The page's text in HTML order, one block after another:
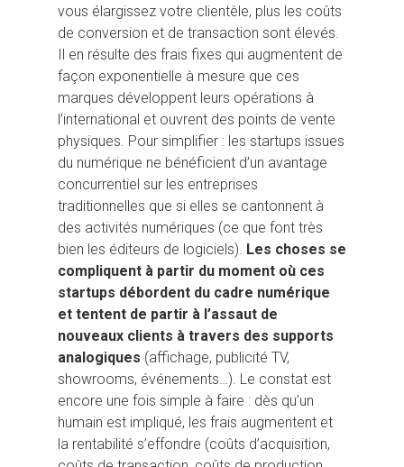
vous élargissez votre clientèle, plus les coûts
de conversion et de transaction sont élevés.
Il en résulte des frais fixes qui augmentent de
façon exponentielle à mesure que ces
marques développent leurs opérations à
l’international et ouvrent des points de vente
physiques. Pour simplifier : les startups issues
du numérique ne bénéficient d’un avantage
concurrentiel sur les entreprises
traditionnelles que si elles se cantonnent à
des activités numériques (ce que font très
bien les éditeurs de logiciels). Les choses se
compliquent à partir du moment où ces
startups débordent du cadre numérique
et tentent de partir à l’assaut de
nouveaux clients à travers des supports
analogiques (affichage, publicité TV,
showrooms, événements…). Le constat est
encore une fois simple à faire : dès qu’un
humain est impliqué, les frais augmentent et
la rentabilité s’effondre (coûts d’acquisition,